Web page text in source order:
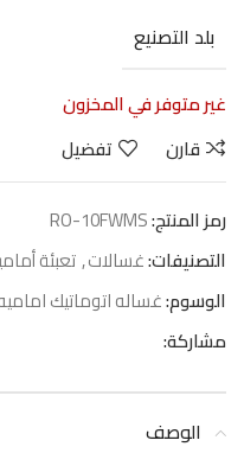
بلد التصنيع
غير متوفر في المخزون
قارن
تفضيل
رمز المنتج:RO-10FWMS
التصنيفات:غسالات,تعبئة
الوسوم:غساله اتوماتيك
مشاركة:
الوصف